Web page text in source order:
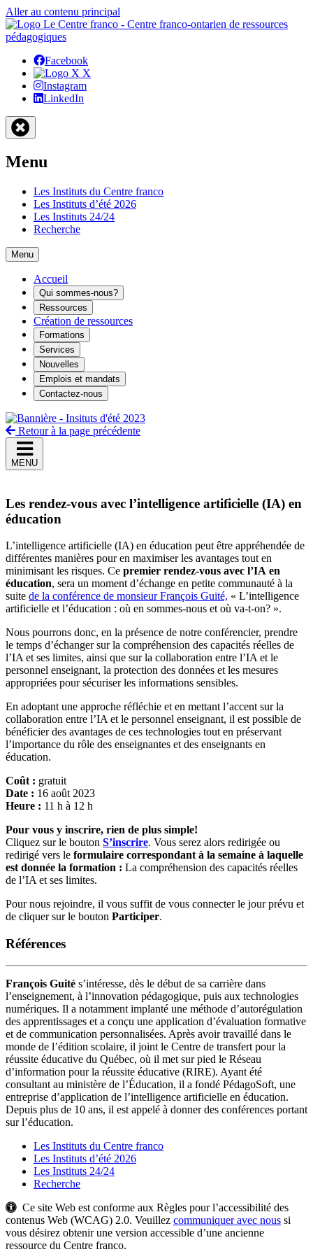
Aller au contenu principal
Facebook
X
Instagram
LinkedIn
Menu
Les Instituts du Centre franco
Les Instituts d’été 2026
Les Instituts 24/24
Recherche
Menu
Accueil
Qui sommes-nous?
Ressources
Création de ressources
Formations
Services
Nouvelles
Emplois et mandats
Contactez-nous
Retour à la page précédente
MENU
Les rendez-vous avec l’intelligence artificielle (IA) en
éducation
L’intelligence artificielle (IA) en éducation peut être appréhendée de
différentes manières pour en maximiser les avantages tout en
minimisant les risques. Ce premier rendez-vous avec l’IA en
éducation, sera un moment d’échange en petite communauté à la
suite de la conférence de monsieur François Guité, « L’intelligence
artificielle et l’éducation : où en sommes-nous et où va-t-on? ».
Nous pourrons donc, en la présence de notre conférencier, prendre
le temps d’échanger sur la compréhension des capacités réelles de
l’IA et ses limites, ainsi que sur la collaboration entre l’IA et le
personnel enseignant, la protection des données et les mesures
appropriées pour sécuriser les informations sensibles.
En adoptant une approche réfléchie et en mettant l’accent sur la
collaboration entre l’IA et le personnel enseignant, il est possible de
bénéficier des avantages de ces technologies tout en préservant
l’importance du rôle des enseignantes et des enseignants en
éducation.
Coût : gratuit
Date : 16 août 2023
Heure : 11 h à 12 h
Pour vous y inscrire, rien de plus simple!
Cliquez sur le bouton S’inscrire. Vous serez alors redirigée ou
redirigé vers le formulaire correspondant à la semaine à laquelle
est donnée la formation : La compréhension des capacités réelles
de l’IA et ses limites.
Pour nous rejoindre, il vous suffit de vous connecter le jour prévu et
de cliquer sur le bouton Participer.
Références
François Guité s’intéresse, dès le début de sa carrière dans
l’enseignement, à l’innovation pédagogique, puis aux technologies
numériques. Il a notamment implanté une méthode d’autorégulation
des apprentissages et a conçu une application d’évaluation formative
et de communication personnalisées. Après avoir travaillé dans le
monde de l’édition scolaire, il joint le Centre de transfert pour la
réussite éducative du Québec, où il met sur pied le Réseau
d’information pour la réussite éducative (RIRE). Ayant été
consultant au ministère de l’Éducation, il a fondé PédagoSoft, une
entreprise d’application de l’intelligence artificielle en éducation.
Depuis plus de 10 ans, il est appelé à donner des conférences portant
sur l’éducation.
Les Instituts du Centre franco
Les Instituts d’été 2026
Les Instituts 24/24
Recherche
Ce site Web est conforme aux Règles pour l’accessibilité des
contenus Web (WCAG) 2.0. Veuillez communiquer avec nous si
vous désirez obtenir une version accessible d’une ancienne
ressource du Centre franco.